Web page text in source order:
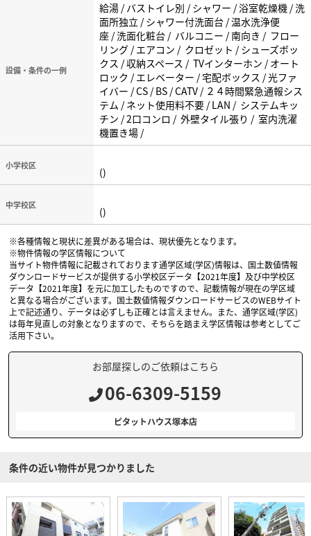
設備・条件の一例
給湯 / バストイレ別 / シャワー / 浴室乾燥機 / 洗
面所独立 / シャワー付洗面台 / 温水洗浄便
座 / 洗面化粧台 / バルコニー / 南向き / フロー
リング / エアコン / クロゼット / シューズボッ
クス / 収納スペース / TVインターホン / オート
ロック / エレベーター / 宅配ボックス / 光ファ
イバー / CS / BS / CATV / ２４時間緊急通報シス
テム / ネット使用料不要 / LAN / システムキッ
チン / 2口コンロ / 外壁タイル張り / 室内洗濯
機置き場 /
小学校区 ()
中学校区 ()
※各種情報と現状に差異がある場合は、現状優先となります。
※物件情報の学区情報について
当サイト物件情報に記載されております通学区域(学区)情報は、国土数値情報
ダウンロードサービスが提供する小学校区データ【2021年度】及び中学校区
データ【2021年度】を元に加工したものですので、記載情報が現在の学区域
と異なる場合がございます。国土数値情報ダウンロードサービスのWEBサイト
上で記述通り、データは必ずしも正確とは言えません。また、通学区域(学区)
は毎年見直しの対象となりますので、そちらを踏まえ学区情報は参考としてご
活用下さい。
お部屋探しのご依頼はこちら
06-6309-5159
ピタットハウス塚本店
条件の近い物件が見つかりました